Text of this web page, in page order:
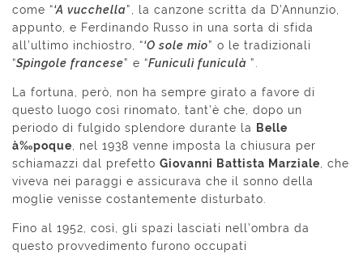
come “‘A vucchella”, la canzone scritta da D’Annunzio,
appunto, e Ferdinando Russo in una sorta di sfida
all’ultimo inchiostro, “‘O sole mio” o le tradizionali
“Spingole francese” e “Funiculì funiculà ”.
La fortuna, però, non ha sempre girato a favore di
questo luogo così rinomato, tant’è che, dopo un
periodo di fulgido splendore durante la
Belle
à‰poque, nel 1938 venne imposta la chiusura per
schiamazzi dal prefetto Giovanni Battista Marziale, che
viveva nei paraggi e assicurava che il sonno della
moglie venisse costantemente disturbato.
Fino al 1952, così, gli spazi lasciati nell’ombra da
questo provvedimento furono occupati